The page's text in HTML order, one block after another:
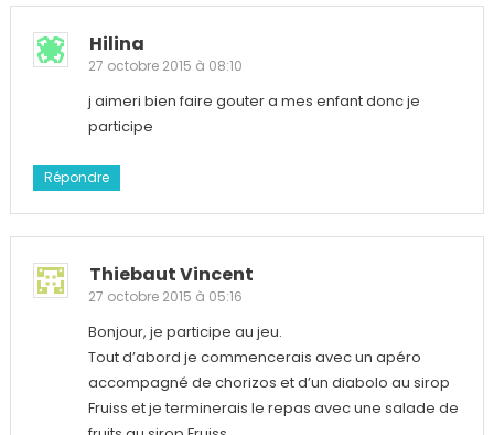
Hilina
27 octobre 2015 à 08:10
j aimeri bien faire gouter a mes enfant donc je
participe
Répondre
Thiebaut Vincent
27 octobre 2015 à 05:16
Bonjour, je participe au jeu.
Tout d’abord je commencerais avec un apéro
accompagné de chorizos et d’un diabolo au sirop
Fruiss et je terminerais le repas avec une salade de